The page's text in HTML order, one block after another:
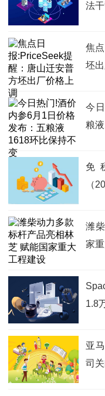
法
焦
坯
今
粮
免
（
潍
家
1.8
亚
司